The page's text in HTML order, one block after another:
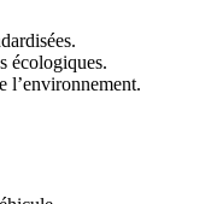
écologiques.
l’environnement.